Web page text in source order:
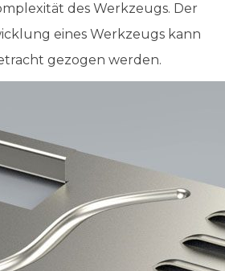
des Werkzeugs. Der
eines Werkzeugs kann
gezogen werden.